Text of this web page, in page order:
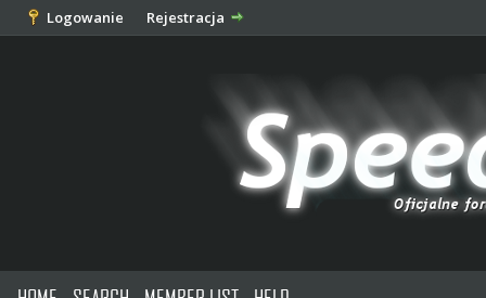
Logowanie Rejestracja